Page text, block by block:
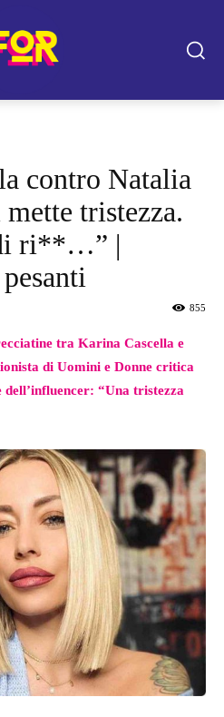
contro Natalia
tristezza.
ri**…” |
855
tra Karina Cascella e
di Uomini e Donne critica
“Una tristezza